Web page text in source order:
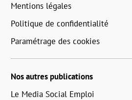
Mentions légales
Politique de confidentialité
Paramétrage des cookies
Nos autres publications
Le Media Social Emploi